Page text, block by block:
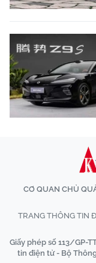
CƠ QUAN CHỦ
TRANG THÔNG TIN
Giấy phép số 113/GP-
tin điện tử - Bộ